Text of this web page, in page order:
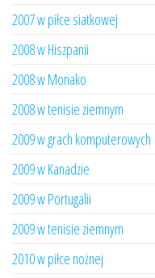
2007 w piłce siatkowej
2008 w Hiszpanii
2008 w Monako
2008 w tenisie ziemnym
2009 w grach komputerowych
2009 w Kanadzie
2009 w Portugalii
2009 w tenisie ziemnym
2010 w piłce nożnej